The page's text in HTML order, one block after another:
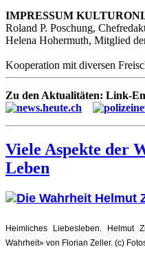
IMPRESSUM
Roland P. Poschung,
Helena Hohermuth, Mitglied
Kooperation mit diversen
Zu den Aktualitäten: Link-
Viele Aspekte der
Leben
Heimliches Liebesleben. Helmut
Wahrheit» von Florian Zeller. (c)